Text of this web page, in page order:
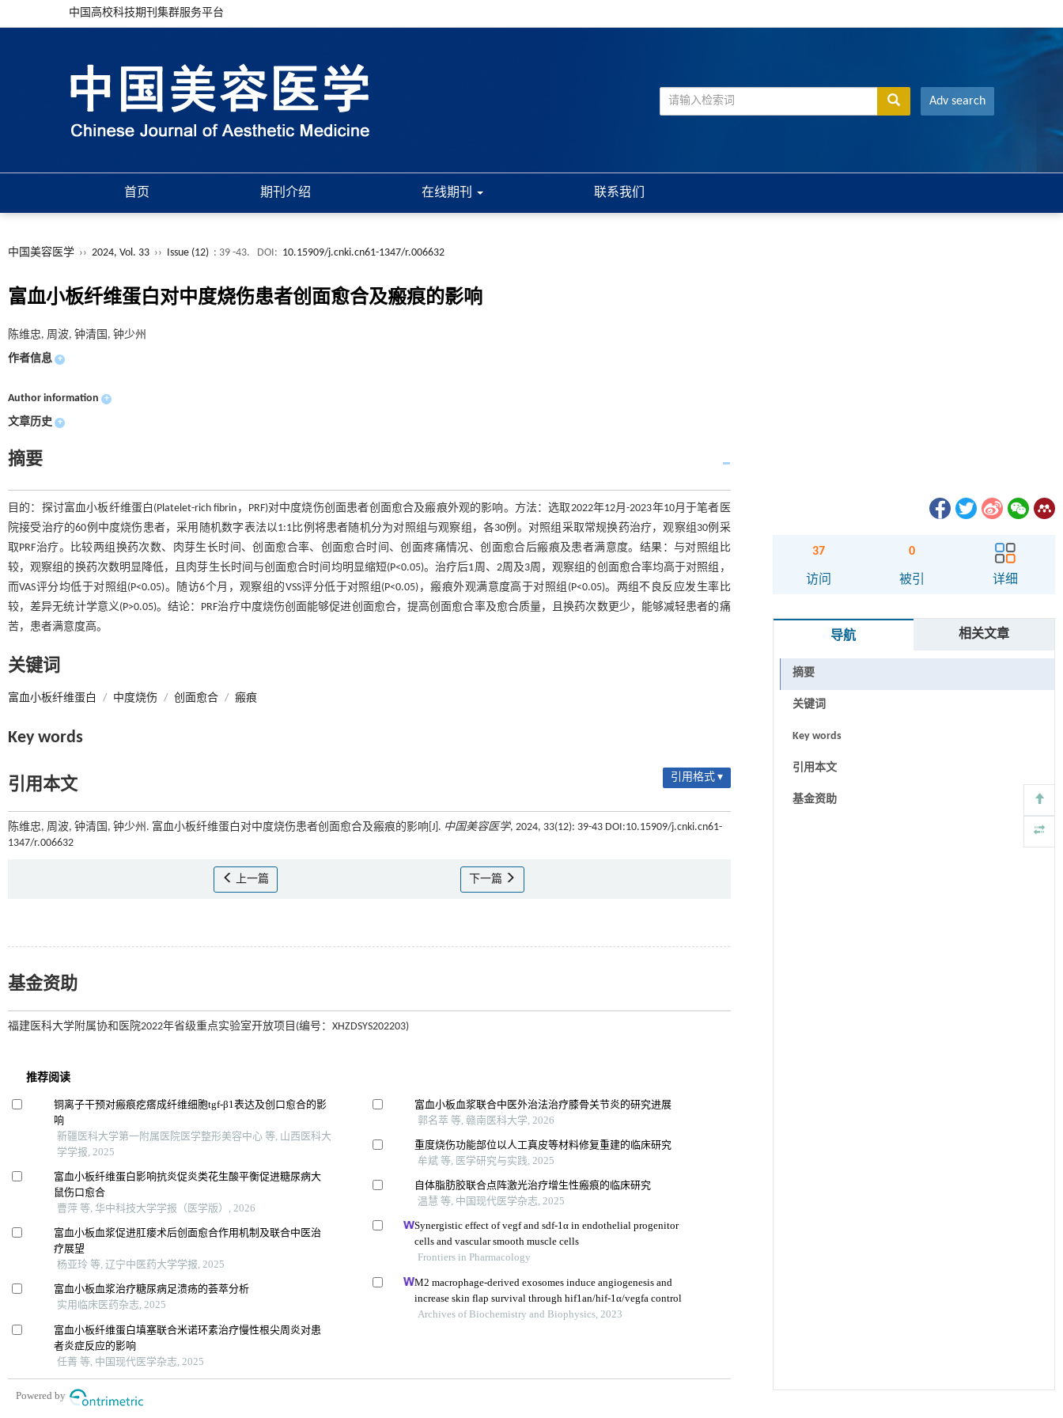
中国高校科技期刊集群服务平台
Adv search
首页 期刊介绍 在线期刊 联系我们
中国美容医学 ›› 2024, Vol. 33 ›› Issue (12) : 39 -43. DOI: 10.15909/j.cnki.cn61-1347/r.006632
富血小板纤维蛋白对中度烧伤患者创面愈合及瘢痕的影响
陈维忠, 周波, 钟清国, 钟少州
作者信息 +
Author information +
文章历史 +
摘要
目的：探讨富血小板纤维蛋白(Platelet-rich fibrin，PRF)对中度烧伤创面患者创面愈合及瘢痕外观的影响。方法：选取2022年12月-2023年10月于笔者医
院接受治疗的60例中度烧伤患者，采用随机数字表法以1:1比例将患者随机分为对照组与观察组，各30例。对照组采取常规换药治疗，观察组30例采
取PRF治疗。比较两组换药次数、肉芽生长时间、创面愈合率、创面愈合时间、创面疼痛情况、创面愈合后瘢痕及患者满意度。结果：与对照组比
较，观察组的换药次数明显降低，且肉芽生长时间与创面愈合时间均明显缩短(P<0.05)。治疗后1周、2周及3周，观察组的创面愈合率均高于对照组，
而VAS评分均低于对照组(P<0.05)。随访6个月，观察组的VSS评分低于对照组(P<0.05)，瘢痕外观满意度高于对照组(P<0.05)。两组不良反应发生率比
较，差异无统计学意义(P>0.05)。结论：PRF治疗中度烧伤创面能够促进创面愈合，提高创面愈合率及愈合质量，且换药次数更少，能够减轻患者的痛
苦，患者满意度高。
关键词
富血小板纤维蛋白 / 中度烧伤 / 创面愈合 / 瘢痕
Key words
引用本文 引用格式 ▾
陈维忠, 周波, 钟清国, 钟少州. 富血小板纤维蛋白对中度烧伤患者创面愈合及瘢痕的影响[J]. 中国美容医学, 2024, 33(12): 39-43 DOI:10.15909/j.cnki.cn61-
1347/r.006632
上一篇 下一篇
基金资助
福建医科大学附属协和医院2022年省级重点实验室开放项目(编号：XHZDSYS202203)
37
访问
0
被引 详细
导航 相关文章
摘要
关键词
Key words
引用本文
基金资助